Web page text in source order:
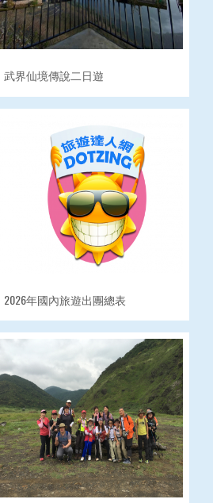
武界仙境傳說二日遊
2026年國內旅遊出團總表